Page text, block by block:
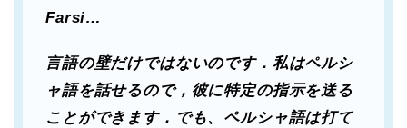
Farsi…
言語の壁だけではないのです．私はペルシ
ャ語を話せるので，彼に特定の指示を送る
ことができます．でも、ペルシャ語は打て